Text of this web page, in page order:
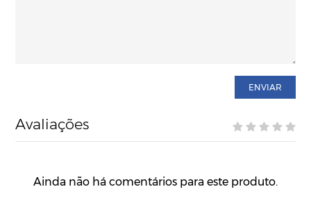
ENVIAR
Avaliações
Ainda não há comentários para este produto.